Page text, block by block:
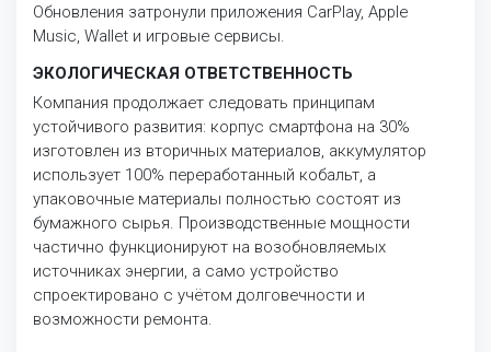
Обновления затронули приложения CarPlay, Apple
Music, Wallet и игровые сервисы.
ЭКОЛОГИЧЕСКАЯ ОТВЕТСТВЕННОСТЬ
Компания продолжает следовать принципам
устойчивого развития: корпус смартфона на 30%
изготовлен из вторичных материалов, аккумулятор
использует 100% переработанный кобальт, а
упаковочные материалы полностью состоят из
бумажного сырья. Производственные мощности
частично функционируют на возобновляемых
источниках энергии, а само устройство
спроектировано с учётом долговечности и
возможности ремонта.